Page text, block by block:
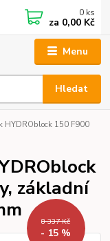
Menu
Hledat
0 ks
za 0,00 Kč
HYDROblock 150 F900
základní
8 337 Kč
- 15 %